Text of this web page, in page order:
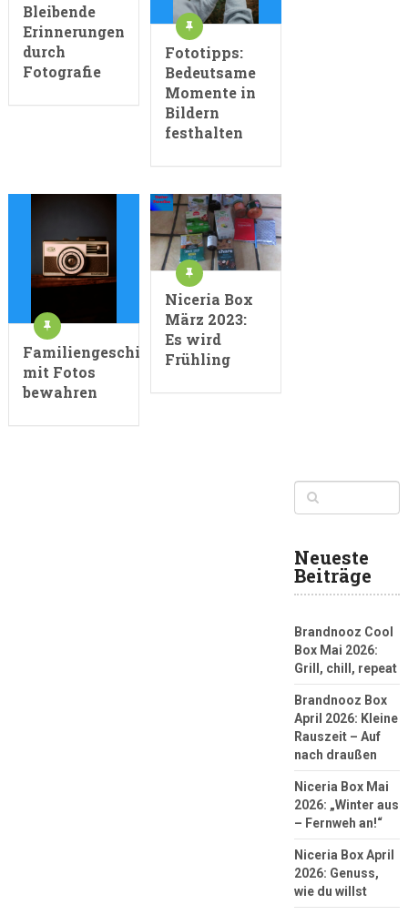
Bleibende
Erinnerungen
durch
Fotografie
Fototipps:
Bedeutsame
Momente in
Bildern
festhalten
Familiengeschichte
mit Fotos
bewahren
Niceria Box
März 2023:
Es wird
Frühling
Neueste
Beiträge
Brandnooz Cool
Box Mai 2026:
Grill, chill, repeat
Brandnooz Box
April 2026: Kleine
Rauszeit – Auf
nach draußen
Niceria Box Mai
2026: „Winter aus
– Fernweh an!“
Niceria Box April
2026: Genuss,
wie du willst